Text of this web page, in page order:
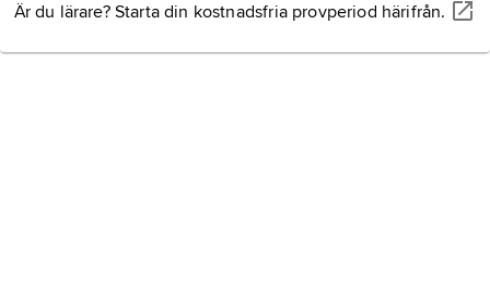
Är du lärare? Starta din kostnadsfria provperiod härifrån.